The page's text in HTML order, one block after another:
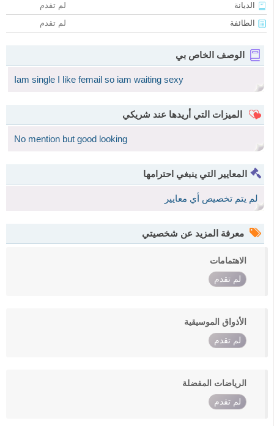
الديانة
لم تقدم
الطائفة
لم تقدم
الوصف الخاص بي
Iam single I like femail so iam waiting sexy
الميزات التي أريدها عند شريكي
No mention but good looking
المعايير التي ينبغي احترامها
لم يتم تخصيص أي معايير
معرفة المزيد عن شخصيتي
الاهتمامات
لم تقدم
الأذواق الموسيقية
لم تقدم
الرياضات المفضلة
لم تقدم